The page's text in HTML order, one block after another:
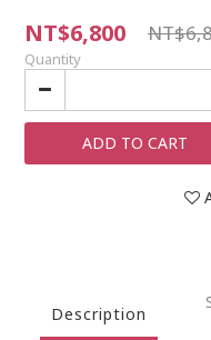
NT$6,800
Quantity
ADD TO CART
Description